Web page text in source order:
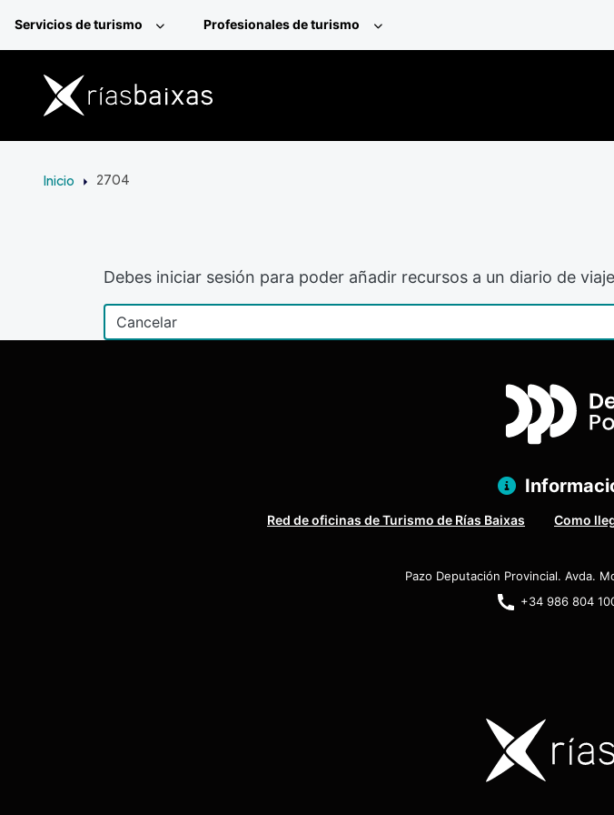
Servicios de turismo Profesionales de turismo
Inicio 2704
Debes iniciar sesión para poder añadir recursos a un diario de
Red de oficinas de Turismo de Rías Baixas Como
Pazo Deputación Provincial. Avda.
+34 986 804